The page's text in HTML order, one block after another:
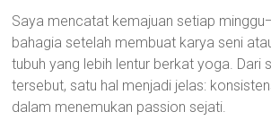
Saya mencatat kemajuan setiap
bahagia setelah membuat karya seni
tubuh yang lebih lentur berkat yoga. Dari
tersebut, satu hal menjadi jelas:
dalam menemukan passion sejati.